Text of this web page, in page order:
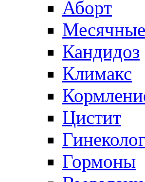
Аборт
Месячные
Кандидоз
Климакс
Цистит
Гормоны